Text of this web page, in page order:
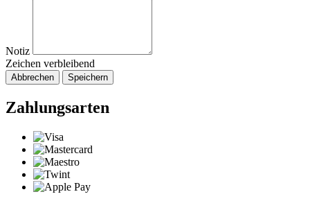
Notiz
Zeichen verbleibend
Abbrechen Speichern
Zahlungsarten